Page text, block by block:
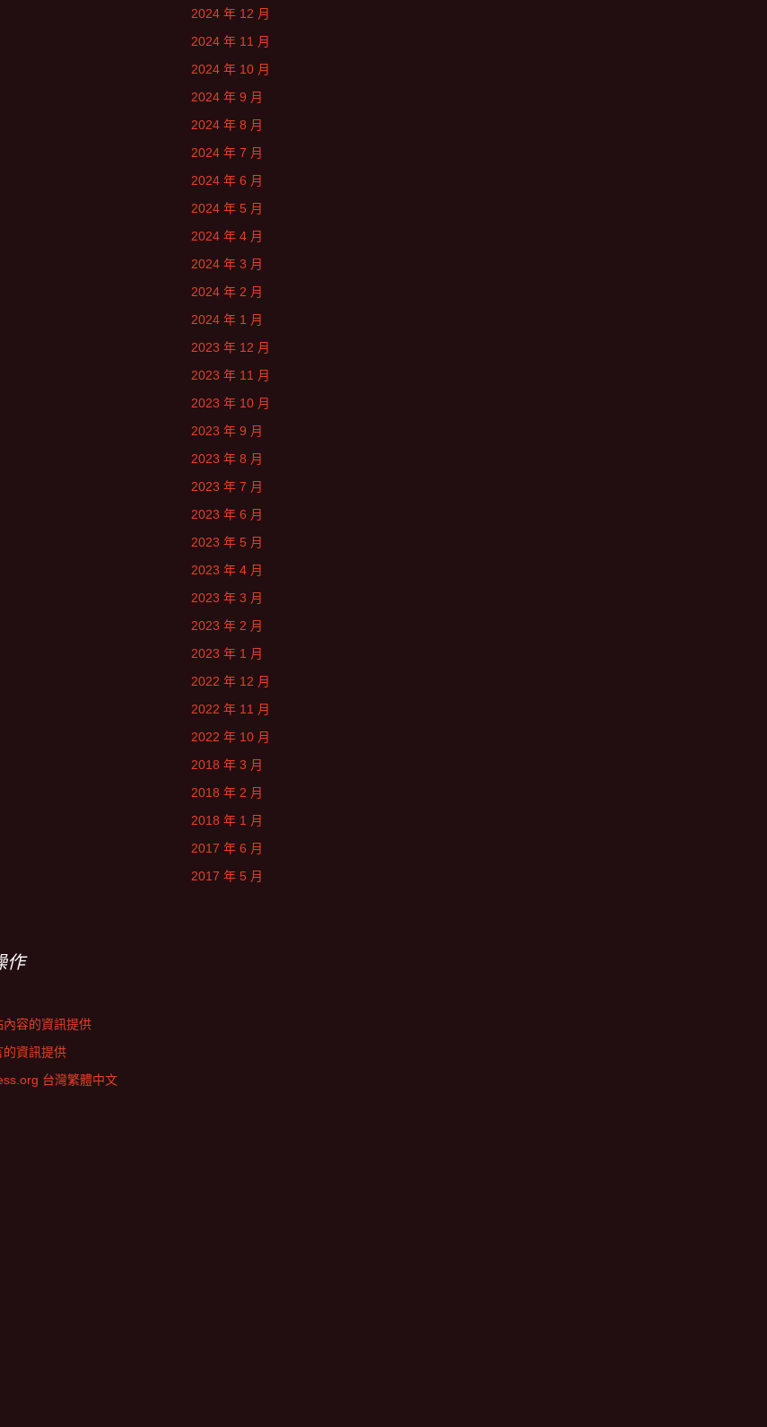
2024 年 12 月
2024 年 11 月
2024 年 10 月
2024 年 9 月
2024 年 8 月
2024 年 7 月
2024 年 6 月
2024 年 5 月
2024 年 4 月
2024 年 3 月
2024 年 2 月
2024 年 1 月
2023 年 12 月
2023 年 11 月
2023 年 10 月
2023 年 9 月
2023 年 8 月
2023 年 7 月
2023 年 6 月
2023 年 5 月
2023 年 4 月
2023 年 3 月
2023 年 2 月
2023 年 1 月
2022 年 12 月
2022 年 11 月
2022 年 10 月
2018 年 3 月
2018 年 2 月
2018 年 1 月
2017 年 6 月
2017 年 5 月
作
內容的資訊提供
的資訊提供
台灣繁體中文